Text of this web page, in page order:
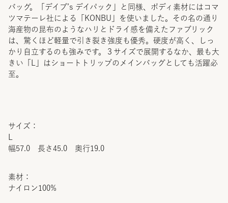
バッグ。「デイブ’s デイパック」と同様、ボディ素材にはコマ
ツマテーレ社による「KONBU」を使いました。その名の通り
海産物の昆布のようなハリとドライ感を備えたファブリック
は、驚くほど軽量で引き裂き強度も優秀。硬度が高く、しっ
かり自立するのも強みです。３サイズで展開するなか、最も大
きい「L」はショートトリップのメインバッグとしても活躍必
至。
サイズ：
幅57.0 長さ45.0 奥行19.0
素材：
ナイロン100%